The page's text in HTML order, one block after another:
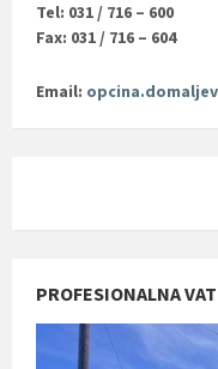
Tel: 031 / 716 – 600
Fax: 031 / 716 – 604
Email:
PROFESIONALNA